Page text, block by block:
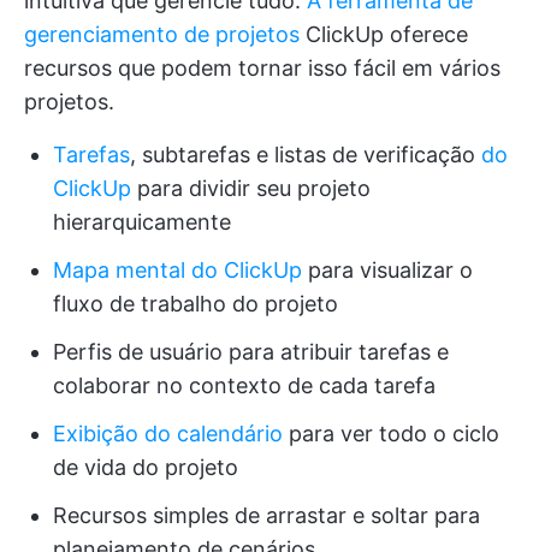
gerenciamento de projetos ClickUp oferece
recursos que podem tornar isso fácil em vários
projetos.
Tarefas, subtarefas e listas de verificação do
ClickUp para dividir seu projeto
hierarquicamente
Mapa mental do ClickUp para visualizar o
fluxo de trabalho do projeto
Perfis de usuário para atribuir tarefas e
colaborar no contexto de cada tarefa
Exibição do calendário para ver todo o ciclo
de vida do projeto
Recursos simples de arrastar e soltar para